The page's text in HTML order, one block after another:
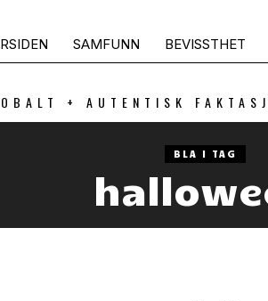
SAMFUNN BEVISSTHET
+ AUTENTISK
BLA I TAG